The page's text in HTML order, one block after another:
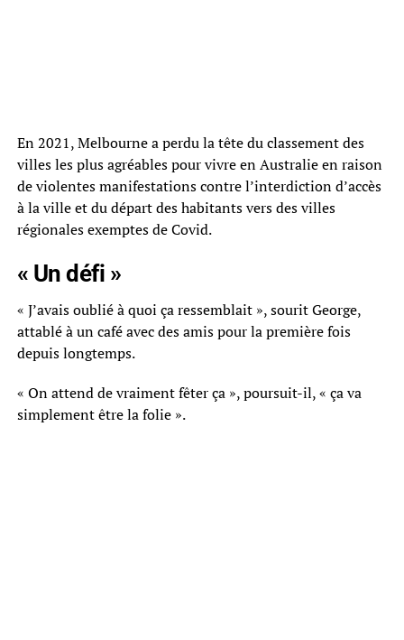
En 2021, Melbourne a perdu la tête du classement des
villes les plus agréables pour vivre en Australie en raison
de violentes manifestations contre l’interdiction d’accès
à la ville et du départ des habitants vers des villes
régionales exemptes de Covid.
« Un défi »
« J’avais oublié à quoi ça ressemblait », sourit George,
attablé à un café avec des amis pour la première fois
depuis longtemps.
« On attend de vraiment fêter ça », poursuit-il, « ça va
simplement être la folie ».